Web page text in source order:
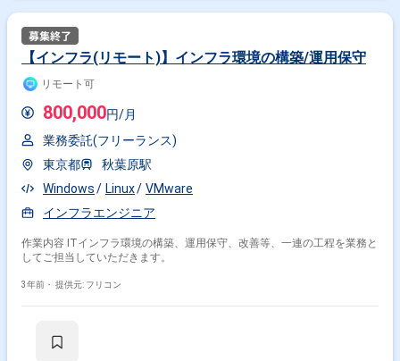
【インフラ(リモート)】インフラ環境の構築/運用保守
リモート可
800,000円/月
業務委託(フリーランス)
東京都
秋葉原駅
Windows
Linux
VMware
インフラエンジニア
作業内容 ITインフラ環境の構築、運用保守、改善等、一連の工程を業務と
してご担当していただきます。
3年前・ 提供元: フリコン